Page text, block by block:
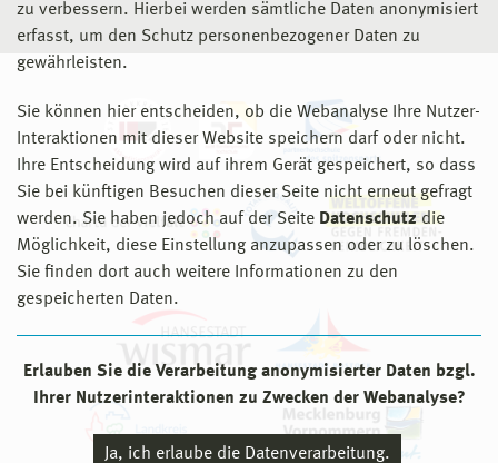
zu verbessern. Hierbei werden sämtliche Daten anonymisiert
erfasst, um den Schutz personenbezogener Daten zu
gewährleisten.
Sie können hier entscheiden, ob die Webanalyse Ihre Nutzer-
Interaktionen mit dieser Website speichern darf oder nicht.
Ihre Entscheidung wird auf ihrem Gerät gespeichert, so dass
Sie bei künftigen Besuchen dieser Seite nicht erneut gefragt
werden. Sie haben jedoch auf der Seite Datenschutz die
Möglichkeit, diese Einstellung anzupassen oder zu löschen.
Sie finden dort auch weitere Informationen zu den
gespeicherten Daten.
Erlauben Sie die Verarbeitung anonymisierter Daten bzgl.
Ihrer Nutzerinteraktionen zu Zwecken der Webanalyse?
Ja, ich erlaube die Datenverarbeitung.